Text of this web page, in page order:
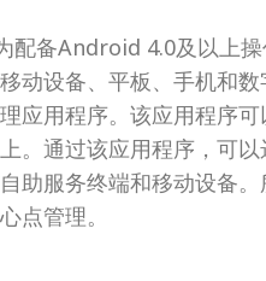
配备Android 4.0及以上
动设备、平板、手机和数
应用程序。该应用程序可
。通过该应用程序，可以
助服务终端和移动设备。
点管理。